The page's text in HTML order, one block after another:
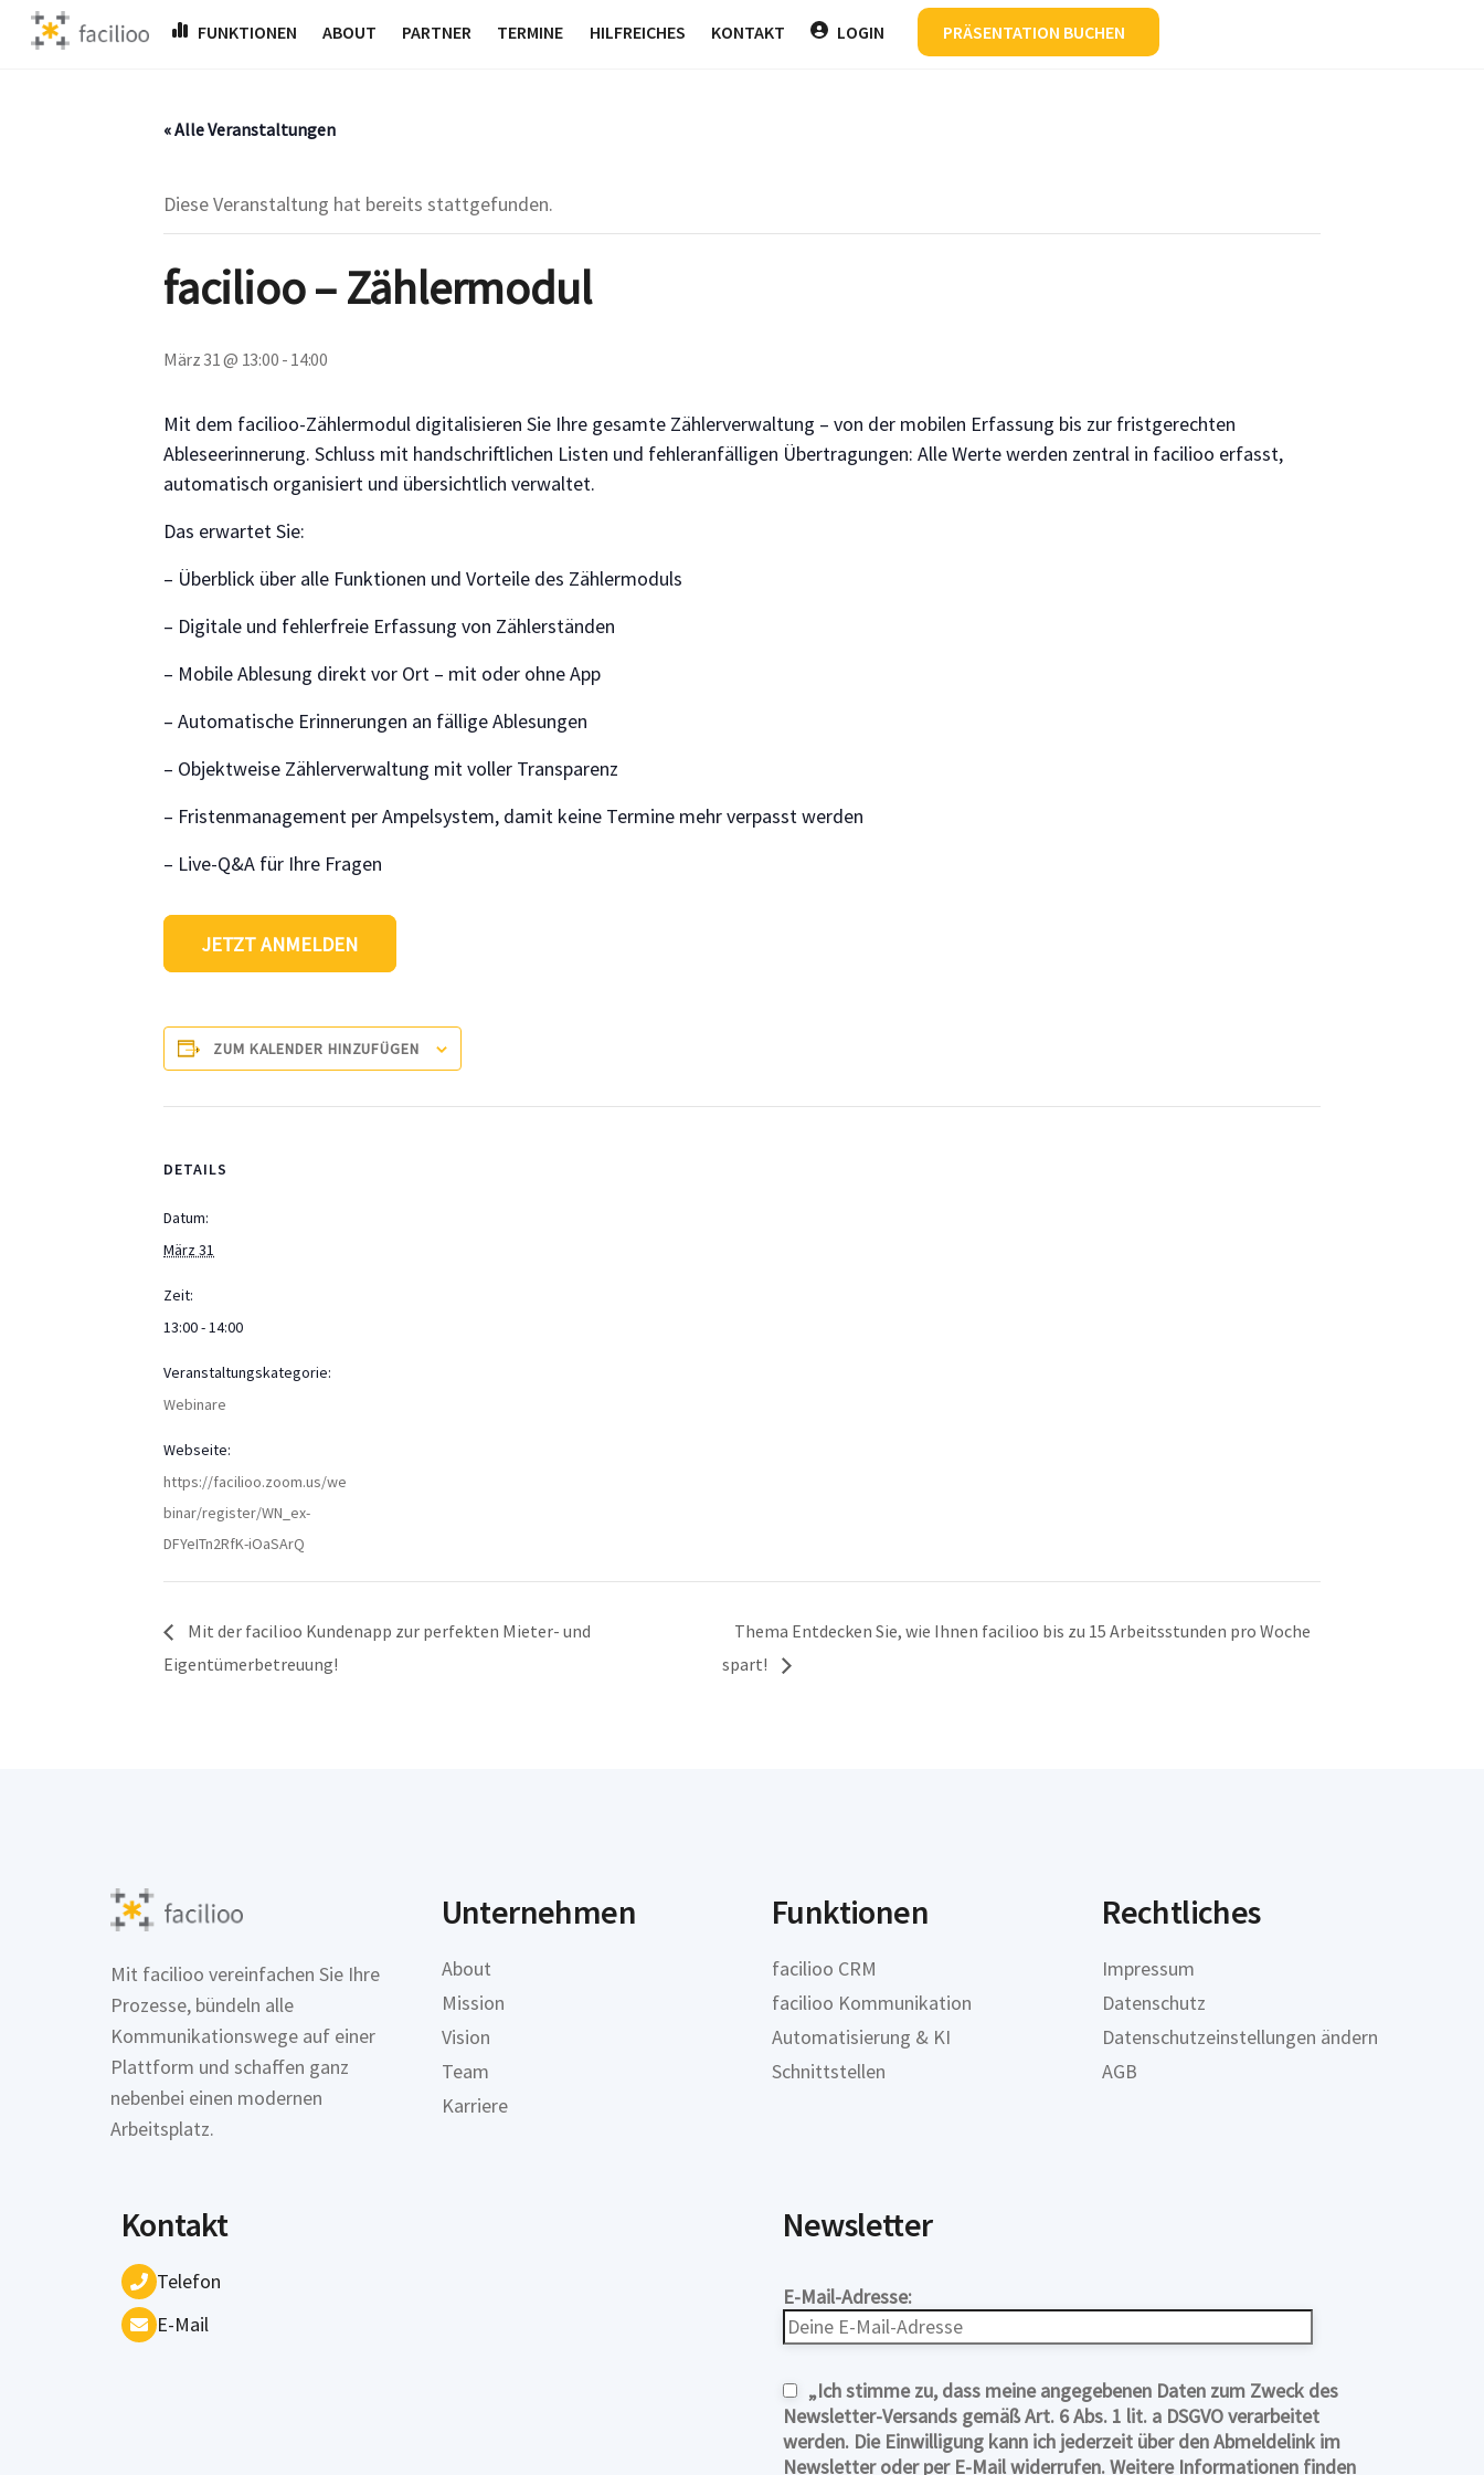
Skip
FUNKTIONEN ABOUT PARTNER TERMINE HILFREICHES KONTAKT LOGIN PRÄSENTATION BUCHEN
« Alle Veranstaltungen
Diese Veranstaltung hat bereits stattgefunden.
facilioo – Zählermodul
März 31 @ 13:00 - 14:00
Mit dem facilioo-Zählermodul digitalisieren Sie Ihre gesamte Zählerverwaltung – von der mobilen Erfassung bis zur fristgerechten
Ableseerinnerung. Schluss mit handschriftlichen Listen und fehleranfälligen Übertragungen: Alle Werte werden zentral in facilioo erfasst,
automatisch organisiert und übersichtlich verwaltet.
Das erwartet Sie:
– Überblick über alle Funktionen und Vorteile des Zählermoduls
– Digitale und fehlerfreie Erfassung von Zählerständen
– Mobile Ablesung direkt vor Ort – mit oder ohne App
– Automatische Erinnerungen an fällige Ablesungen
– Objektweise Zählerverwaltung mit voller Transparenz
– Fristenmanagement per Ampelsystem, damit keine Termine mehr verpasst werden
– Live-Q&A für Ihre Fragen
JETZT ANMELDEN
ZUM KALENDER HINZUFÜGEN
DETAILS
Datum:
März 31
Zeit:
13:00 - 14:00
Veranstaltungskategorie:
Webinare
Webseite:
https://facilioo.zoom.us/we
binar/register/WN_ex-
DFYeITn2RfK-iOaSArQ
Mit der facilioo Kundenapp zur perfekten Mieter- und
Eigentümerbetreuung!
Thema Entdecken Sie, wie Ihnen facilioo bis zu 15 Arbeitsstunden pro Woche
spart!
Mit facilioo vereinfachen Sie Ihre
Prozesse, bündeln alle
Kommunikationswege auf einer
Plattform und schaffen ganz
nebenbei einen modernen
Arbeitsplatz.
Unternehmen
About
Mission
Vision
Team
Karriere
Funktionen
facilioo CRM
facilioo Kommunikation
Automatisierung & KI
Schnittstellen
Rechtliches
Impressum
Datenschutz
Datenschutzeinstellungen ändern
AGB
Kontakt
Telefon
E-Mail
Newsletter
E-Mail-Adresse:
„Ich stimme zu, dass meine angegebenen Daten zum Zweck des
Newsletter-Versands gemäß Art. 6 Abs. 1 lit. a DSGVO verarbeitet
werden. Die Einwilligung kann ich jederzeit über den Abmeldelink im
Newsletter oder per E-Mail widerrufen. Weitere Informationen finden